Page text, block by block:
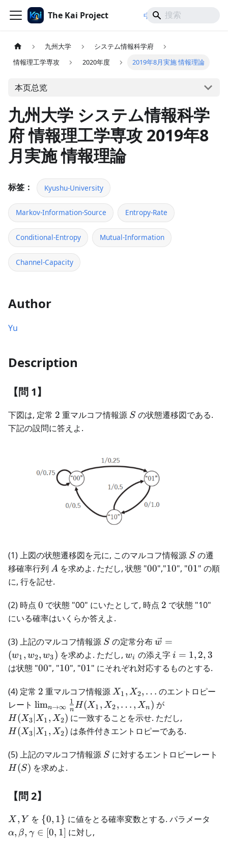
The Kai Project 中文/ 日本語
九州大学
システム情報科学府
情報理工学専攻
2020年度 2019年8月実施 情報理論
本页总览
九州大学 システム情報科学
府 情報理工学専攻 2019年8
月実施 情報理論
标签： Kyushu-University
Markov-Information-Source Entropy-Rate
Conditional-Entropy Mutual-Information
Channel-Capacity
Author
Yu
Description
【問 1】
下図は, 定常 2
2 重マルコフ情報源 S
S の状態遷移図である.
下記の設問に答えよ.
(1) 上図の状態遷移図を元に, このマルコフ情報源 S
S の遷
移確率行列 A
A を求めよ. ただし, 状態 "00
00","10
10", "01
01" の順
に, 行を記せ.
(2) 時点 0
0 で状態 "00" にいたとして, 時点 2
2 で状態 "10"
にいる確率はいくらか答えよ.
(3) 上記のマルコフ情報源 S
S の定常分布\vec{w} =
(w_1,w_2,w_3)
w =
(w1 , w2, w3) を求めよ. ただし, w_i
wi の添え字i =
1,2,3
i = 1, 2, 3
は状態 "00
00", "10
10", "01
01" にそれぞれ対応するものとする.
(4) 定常 2
2 重マルコフ情報源 X_1,X_2,\dots
X1 , X2, … のエントロピー
レート \lim_{n \rightarrow
\infty} \frac{1}
{n}H(X_1,X_2,\dots,X_n)
limn→∞ n
1 H(X1 , X2, … , Xn ) が
H (X3 ∣X1 , X2) に一致することを示せ. ただし,
H (X3 ∣X1 , X2) は条件付きエントロピーである.
(5) 上記のマルコフ情報源 S
S に対するエントロピーレート
H(S)
H (S) を求めよ.
【問 2】
X,Y
X , Y を \
{0,1\}
{0, 1} に値をとる確率変数とする. パラメータ
α, β, γ ∈ [0, 1] に対し,